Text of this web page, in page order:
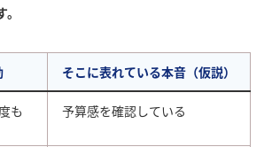
そこに表れている本音（仮説）
も
予算感を確認している